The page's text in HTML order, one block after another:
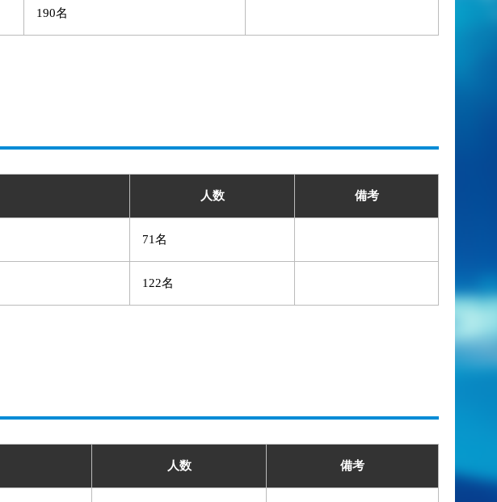
190名
人数 備考
71名
122名
人数 備考